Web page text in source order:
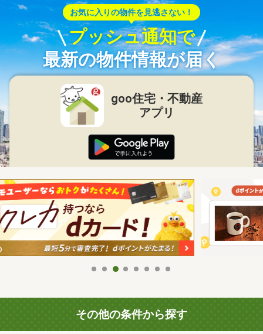
お気に入りの物件を見逃さない！
プッシュ通知で
最新の物件情報が届く
goo住宅・不動産
アプリ
その他の条件から探す